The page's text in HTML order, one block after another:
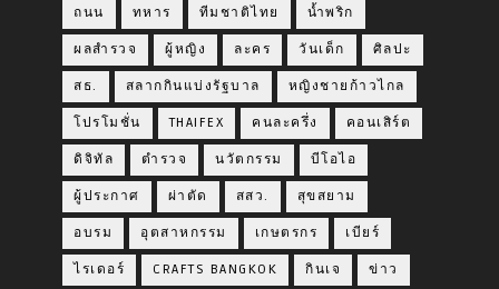
ถนน ทหาร ทีมชาติไทย น้ำพริก
ผลสำรวจ ผู้หญิง ละคร วันเด็ก ศิลปะ
สธ. สลากกินแบ่งรัฐบาล หญิงชายก้าวไกล
โปรโมชั่น THAIFEX คนละครึ่ง คอนเสิร์ต
ดิจิทัล ตำรวจ นวัตกรรม บีโอไอ
ผู้ประกาศ ผ่าตัด สสว. สุขสยาม
อบรม อุตสาหกรรม เกษตรกร เบียร์
ไรเดอร์ CRAFTS BANGKOK กินเจ ข่าว